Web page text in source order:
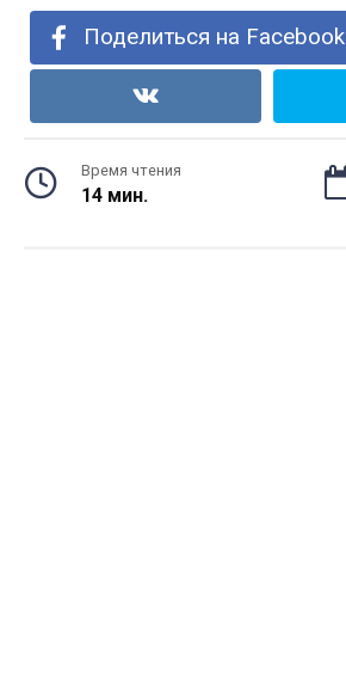
Поделиться на Facebook
Время чтения
14 мин.